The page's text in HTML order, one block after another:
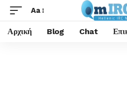
Aa
Αρχική Blog Chat